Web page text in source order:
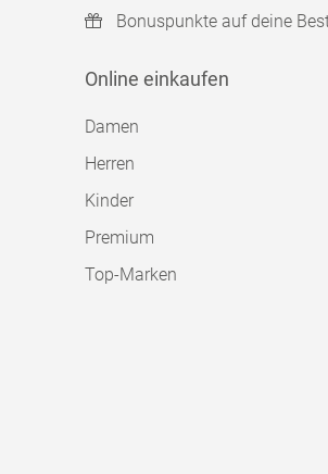
Bonuspunkte auf deine
Online einkaufen
Damen
Herren
Kinder
Premium
Top-Marken